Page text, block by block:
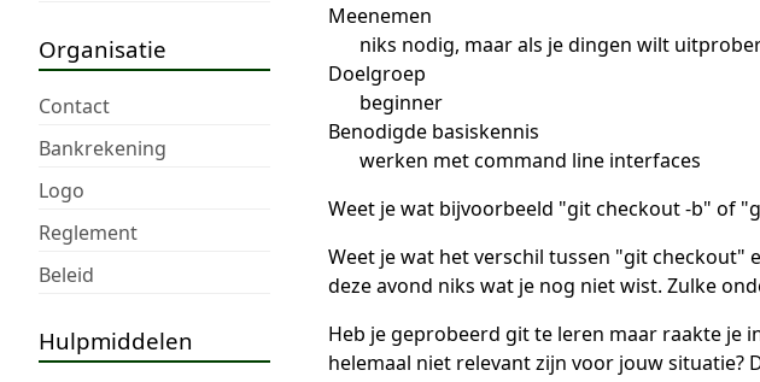
Organisatie
Contact
Bankrekening
Logo
Reglement
Beleid
Hulpmiddelen
Meenemen
niks nodig, maar als je dingen wilt
Doelgroep
beginner
Benodigde basiskennis
werken met command line interfaces
Weet je wat bijvoorbeeld "git checkout -b" of
Weet je wat het verschil tussen "git checkout"
deze avond niks wat je nog niet wist. Zulke
Heb je geprobeerd git te leren maar raakte je
helemaal niet relevant zijn voor jouw situatie?